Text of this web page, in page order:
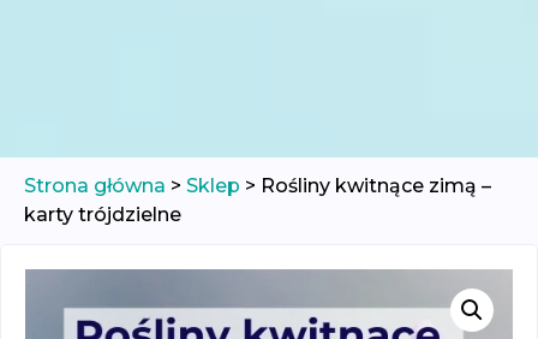
Strona główna > Sklep > Rośliny kwitnące zimą –
karty trójdzielne